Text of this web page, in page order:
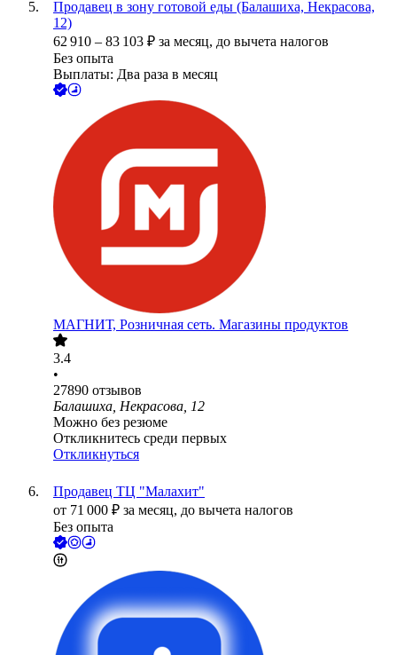
Продавец в зону готовой еды (Балашиха, Некрасова,
12)
62 910 – 83 103 ₽ за месяц, до вычета налогов
Без опыта
Выплаты: Два раза в месяц
МАГНИТ, Розничная сеть. Магазины продуктов
3.4
•
27890 отзывов
Балашиха, Некрасова, 12
Можно без резюме
Откликнитесь среди первых
Откликнуться
Продавец ТЦ "Малахит"
от 71 000 ₽ за месяц, до вычета налогов
Без опыта